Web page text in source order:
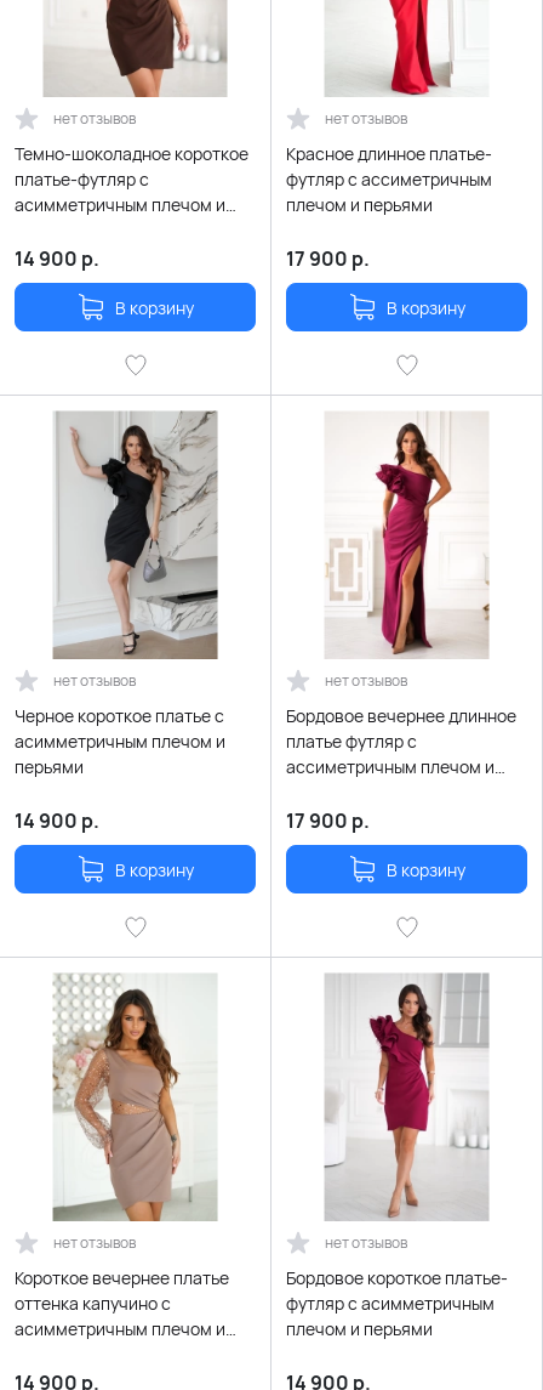
нет отзывов
Темно-шоколадное короткое
платье-футляр с
асимметричным плечом и
14 900 р.
В корзину
нет отзывов
Красное длинное платье-
футляр с ассиметричным
плечом и перьями
17 900 р.
В корзину
нет отзывов
Черное короткое платье с
асимметричным плечом и
перьями
14 900 р.
В корзину
нет отзывов
Бордовое вечернее длинное
платье футляр с
ассиметричным плечом и
17 900 р.
В корзину
нет отзывов
Короткое вечернее платье
оттенка капучино с
асимметричным плечом и
14 900 р.
нет отзывов
Бордовое короткое платье-
футляр с асимметричным
плечом и перьями
14 900 р.